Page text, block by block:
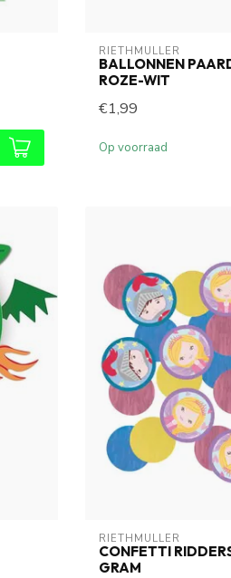
RIETHMÜLLER
BALLONNEN
ROZE-WIT
€1,99
Op voorraad
RIETHMÜLLER
CONFETTI
GRAM